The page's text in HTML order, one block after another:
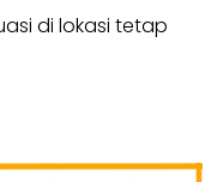
di lokasi tetap